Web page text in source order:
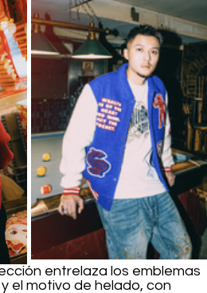
entrelaza los emblemas
el motivo de helado, con